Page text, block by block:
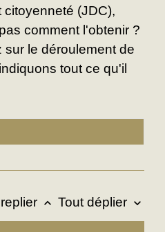
citoyenneté (JDC),
comment l'obtenir ?
le déroulement de
tout ce qu'il
keyboard_arrow_up Tout déplier keyboard_arrow_down